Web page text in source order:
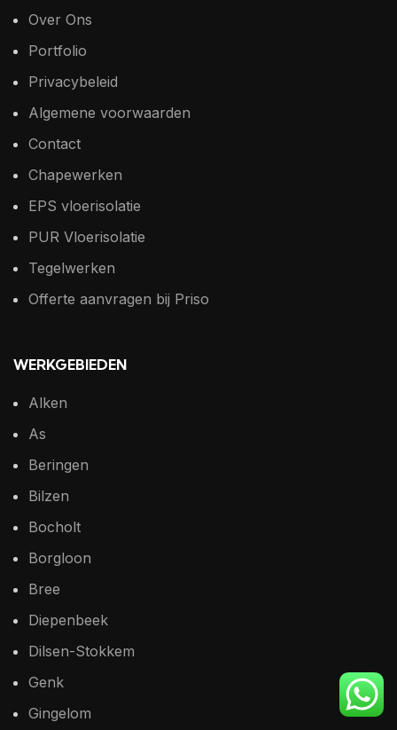
Over Ons
Portfolio
Privacybeleid
Algemene voorwaarden
Contact
Chapewerken
EPS vloerisolatie
PUR Vloerisolatie
Tegelwerken
Offerte aanvragen bij Priso
WERKGEBIEDEN
Alken
As
Beringen
Bilzen
Bocholt
Borgloon
Bree
Diepenbeek
Dilsen-Stokkem
Genk
Gingelom